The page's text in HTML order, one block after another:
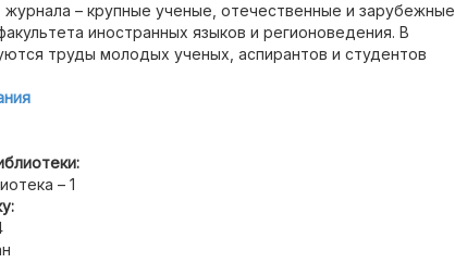
– крупные ученые, отечественные и зарубежные,
иностранных языков и регионоведения. В
труды молодых ученых, аспирантов и студентов
– 1